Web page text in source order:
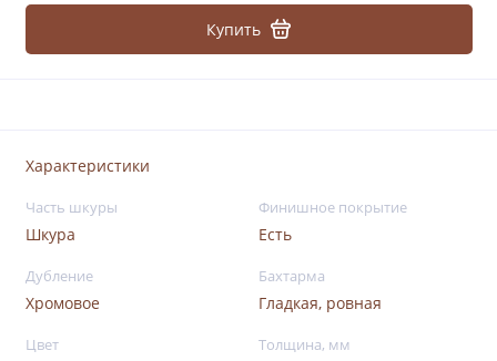
Купить
Характеристики
Часть шкуры
Шкура
Финишное покрытие
Есть
Дубление
Хромовое
Бахтарма
Гладкая, ровная
Цвет Толщина, мм